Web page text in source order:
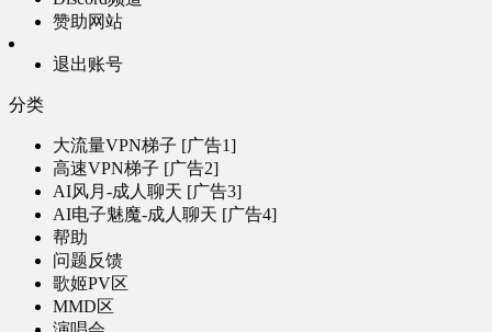
赞助网站
退出账号
分类
大流量VPN梯子 [广告1]
高速VPN梯子 [广告2]
AI风月-成人聊天 [广告3]
AI电子魅魔-成人聊天 [广告4]
帮助
问题反馈
歌姬PV区
MMD区